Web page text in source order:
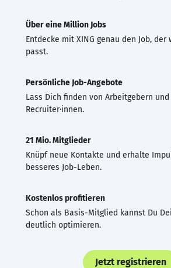
Über eine Million Jobs
Entdecke mit XING genau den Job, der
passt.
Persönliche Job-Angebote
Lass Dich finden von Arbeitgebern und
Recruiter·innen.
21 Mio. Mitglieder
Knüpf neue Kontakte und erhalte
besseres Job-Leben.
Kostenlos profitieren
Schon als Basis-Mitglied kannst Du
deutlich optimieren.
Jetzt registrieren